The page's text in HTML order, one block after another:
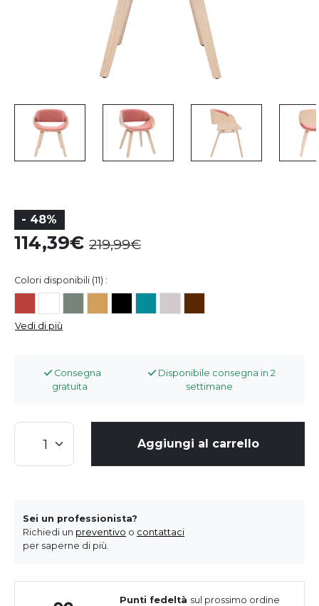
- 48%
114,39 219,99
Colori disponibili (11) :
Vedi di più
Consegna
gratuita
Disponibile consegna in 2
settimane
Aggiungi al carrello
Sei un professionista?
Richiedi un preventivo o contattaci
per saperne di più.
Punti fedeltà sul prossimo ordine